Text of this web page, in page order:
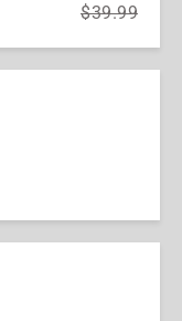
$39.99